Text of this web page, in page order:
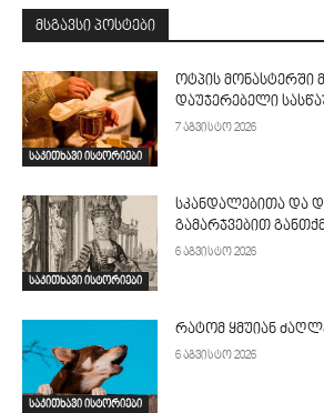
მსგავსი პოსტები
საკითხავი ისტორიები
ოტპის მონასტერში
დაუჯერებელი
7 აგვისტო 2026
საკითხავი ისტორიები
სკანდალებითა და
გამარჯვებით
6 აგვისტო 2026
საკითხავი ისტორიები
რატომ ყმუიან
6 აგვისტო 2026